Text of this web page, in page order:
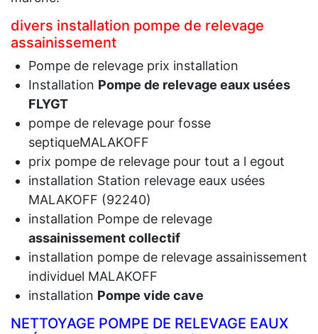
divers installation pompe de relevage
assainissement
Pompe de relevage prix installation
Installation Pompe de relevage eaux usées
FLYGT
pompe de relevage pour fosse
septiqueMALAKOFF
prix pompe de relevage pour tout a l egout
installation Station relevage eaux usées
MALAKOFF (92240)
installation Pompe de relevage
assainissement collectif
installation pompe de relevage assainissement
individuel MALAKOFF
installation Pompe vide cave
NETTOYAGE POMPE DE RELEVAGE EAUX